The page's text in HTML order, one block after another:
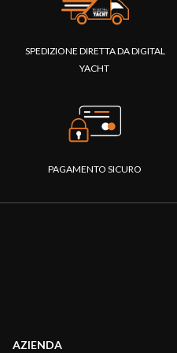
SPEDIZIONE DIRETTA DA DIGITAL
YACHT
PAGAMENTO SICURO
AZIENDA